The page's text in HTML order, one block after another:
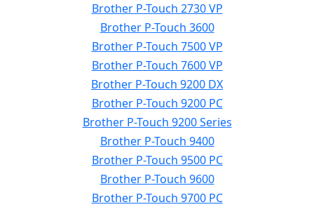
Brother P-Touch 2730 VP
Brother P-Touch 3600
Brother P-Touch 7500 VP
Brother P-Touch 7600 VP
Brother P-Touch 9200 DX
Brother P-Touch 9200 PC
Brother P-Touch 9200 Series
Brother P-Touch 9400
Brother P-Touch 9500 PC
Brother P-Touch 9600
Brother P-Touch 9700 PC